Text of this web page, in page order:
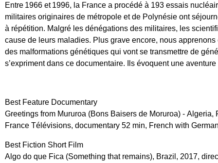
Entre 1966 et 1996, la France a procédé à 193 essais
militaires originaires de métropole et de Polynésie ont
à répétition. Malgré les dénégations des militaires, les
cause de leurs maladies. Plus grave encore, nous
des malformations génétiques qui vont se transmettre de
s’expriment dans ce documentaire. Ils évoquent une
Best Feature Documentary
Greetings from Mururoa (Bons Baisers de Moruroa) -
France Télévisions, documentary 52 min, French with
Best Fiction Short Film
Algo do que Fica (Something that remains), Brazil, 2017,